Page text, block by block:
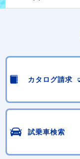
カタログ請求
試乗車検索